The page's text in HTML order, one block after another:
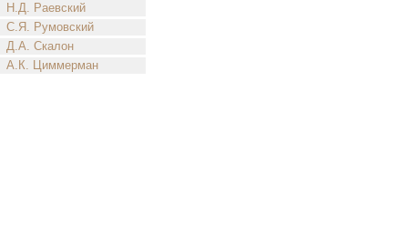
Н.Д. Раевский
С.Я. Румовский
Д.А. Скалон
А.К. Циммерман